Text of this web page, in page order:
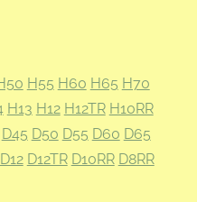
H55 H60 H65 H70
H13 H12 H12TR H10RR
D45 D50 D55 D60 D65
D12 D12TR D10RR D8RR